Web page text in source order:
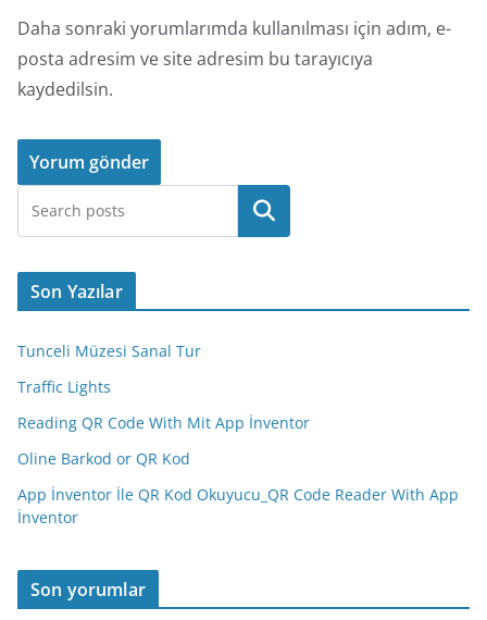
Daha sonraki yorumlarımda kullanılması için adım, e-
posta adresim ve site adresim bu tarayıcıya
kaydedilsin.
Ara
Son Yazılar
Tunceli Müzesi Sanal Tur
Traffic Lights
Reading QR Code With Mit App İnventor
Oline Barkod or QR Kod
App İnventor İle QR Kod Okuyucu_QR Code Reader With App
İnventor
Son yorumlar